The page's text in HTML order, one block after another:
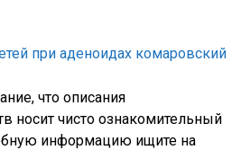
при аденоидах комаровский
что описания
носит чисто ознакомительный
информацию ищите на